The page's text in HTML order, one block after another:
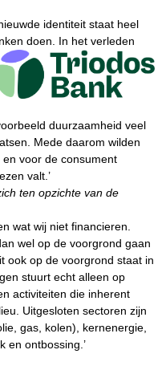
identiteit staat heel
doen. In het verleden
duurzaamheid veel
Mede daarom wilden
voor de consument
valt.’
ten opzichte van de
wat wij niet financieren.
wel op de voorgrond gaan
ook op de voorgrond staat in
stuurt echt alleen op
activiteiten die inherent
Uitgesloten sectoren zijn
gas, kolen), kernenergie,
en ontbossing.’